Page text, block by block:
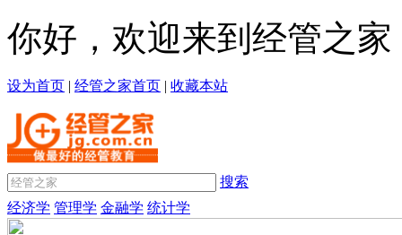
你好，欢迎来到经管之家
设为首页 | 经管之家首页 | 收藏本站
搜索
经济学 管理学 金融学 统计学